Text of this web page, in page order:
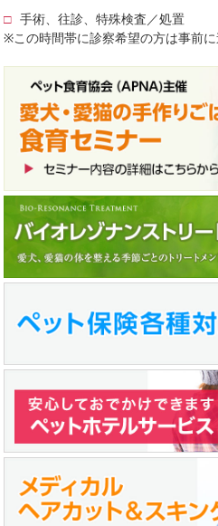
□
手術、往診、特殊検査／処置
※この時間帯に診察希望の方は事前に